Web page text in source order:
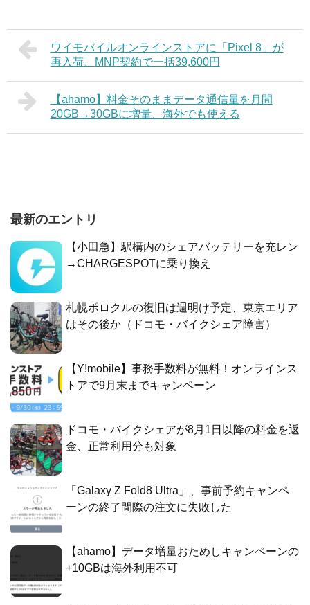
ワイモバイルオンラインストアに「Pixel 8」が
再入荷、MNP契約で一括39,600円
【ahamo】料金そのままデータ通信量を月間
20GB→30GBに増量、海外でも使える
最新のエントリ
【小田急】駅構内のシェアバッテリーを充レン
→CHARGESPOTに乗り換え
札幌ポロクルの復旧は週明け予定、東京エリア
はその後か（ドコモ・バイクシェア障害）
【Y!mobile】事務手数料が無料！オンラインス
トアで9月末までキャンペーン
ドコモ・バイクシェアが8月1日以降の料金を返
金、正常利用分も対象
「Galaxy Z Fold8 Ultra」、事前予約キャンペ
ーンの終了間際の注文に失敗した
【ahamo】データ増量おためしキャンペーンの
+10GBは海外利用不可